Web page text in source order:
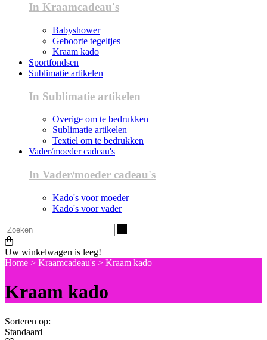
In Kraamcadeau's
Babyshower
Geboorte tegeltjes
Kraam kado
Sportfondsen
Sublimatie artikelen
In Sublimatie artikelen
Overige om te bedrukken
Sublimatie artikelen
Textiel om te bedrukken
Vader/moeder cadeau's
In Vader/moeder cadeau's
Kado's voor moeder
Kado's voor vader
Uw winkelwagen is leeg!
Home > Kraamcadeau's > Kraam kado
Kraam kado
Sorteren op:
Standaard